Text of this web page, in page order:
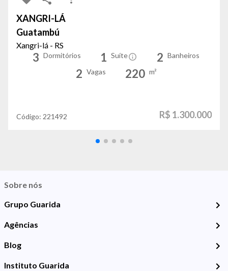
XANGRI-LÁ
Guatambú
Xangri-lá - RS
3 Dormitórios 1 Suíte 2 Banheiros
2 Vagas 220 m²
Código: 221492 R$ 1.300.000
Sobre nós
Grupo Guarida
Agências
Blog
Instituto Guarida